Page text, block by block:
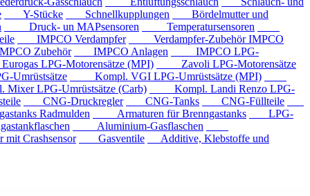
Y-Stücke Schnellkupplungen
Bördelmutter und
Druck- un MAPsensoren
Temperatursensoren
IMPCO Verdampfer
Verdampfer-Zubehör IMPCO
Zubehör
IMPCO Anlagen
IMPCO LPG-
LPG-Motorensätze (MPI)
Zavoli LPG-Motorensätze
Kompl. VGI LPG-Umrüstsätze (MPI)
LPG-Umrüstsätze (Carb)
Kompl. Landi Renzo LPG-
CNG-Druckregler CNG-Tanks
CNG-Füllteile
Radmulden
Armaturen für Brenngastanks
LPG-
Aluminium-Gasflaschen
Crashsensor
Gasventile Additive, Klebstoffe und